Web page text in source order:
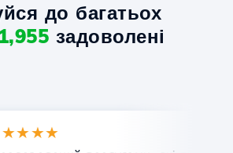
до багатьох
задоволені